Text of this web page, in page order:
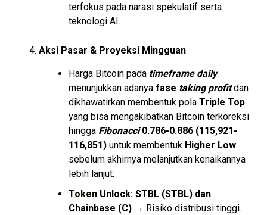
terfokus pada narasi spekulatif serta
teknologi AI.
Aksi Pasar & Proyeksi Mingguan
Harga Bitcoin pada timeframe daily
menunjukkan adanya fase taking profit dan
dikhawatirkan membentuk pola Triple Top
yang bisa mengakibatkan Bitcoin terkoreksi
hingga Fibonacci0.786-0.886 (115,921-
116,851) untuk membentuk Higher Low
sebelum akhirnya melanjutkan kenaikannya
lebih lanjut.
Token Unlock: STBL (STBL) dan
Chainbase (C) → Risiko distribusi tinggi.